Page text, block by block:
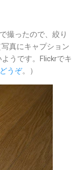
撮ったので、絞り
真にキャプション
うです。Flickrでキ
うぞ。）